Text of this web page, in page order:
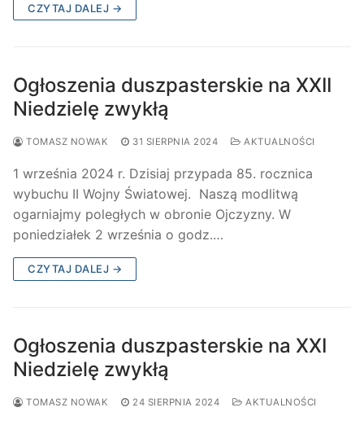
CZYTAJ DALEJ →
Ogłoszenia duszpasterskie na XXII
Niedzielę zwykłą
TOMASZ NOWAK 31 SIERPNIA 2024 AKTUALNOŚCI
1 września 2024 r. Dzisiaj przypada 85. rocznica
wybuchu II Wojny Światowej. Naszą modlitwą
ogarniajmy poległych w obronie Ojczyzny. W
poniedziałek 2 września o godz.…
CZYTAJ DALEJ →
Ogłoszenia duszpasterskie na XXI
Niedzielę zwykłą
TOMASZ NOWAK 24 SIERPNIA 2024 AKTUALNOŚCI